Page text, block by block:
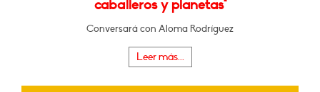
caballeros y planetas"
Conversará con Aloma Rodríguez
Leer más...